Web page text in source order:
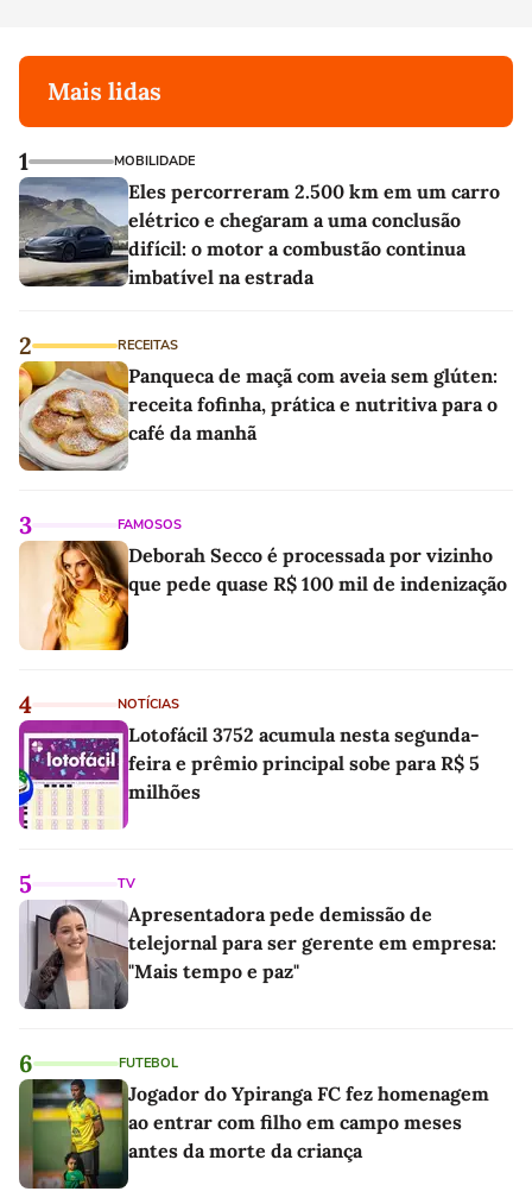
Mais lidas
1 MOBILIDADE
Eles percorreram 2.500 km em um carro
elétrico e chegaram a uma conclusão
difícil: o motor a combustão continua
imbatível na estrada
2 RECEITAS
Panqueca de maçã com aveia sem glúten:
receita fofinha, prática e nutritiva para o
café da manhã
3 FAMOSOS
Deborah Secco é processada por vizinho
que pede quase R$ 100 mil de indenização
4 NOTÍCIAS
Lotofácil 3752 acumula nesta segunda-
feira e prêmio principal sobe para R$ 5
milhões
5 TV
Apresentadora pede demissão de
telejornal para ser gerente em empresa:
"Mais tempo e paz"
6 FUTEBOL
Jogador do Ypiranga FC fez homenagem
ao entrar com filho em campo meses
antes da morte da criança